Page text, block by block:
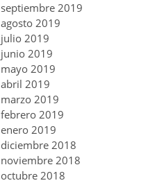
septiembre 2019
agosto 2019
julio 2019
junio 2019
mayo 2019
abril 2019
marzo 2019
febrero 2019
enero 2019
diciembre 2018
noviembre 2018
octubre 2018